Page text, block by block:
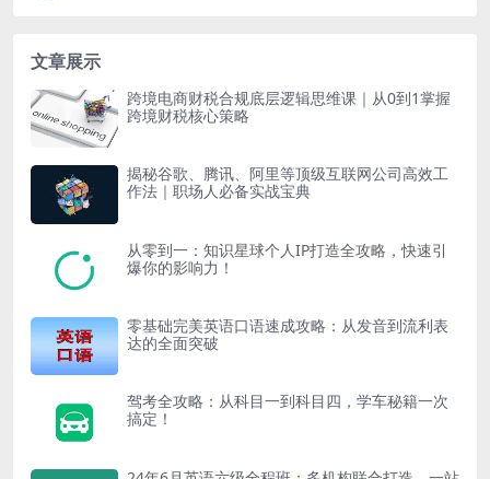
文章展示
跨境电商财税合规底层逻辑思维课｜从0到1掌握
跨境财税核心策略
揭秘谷歌、腾讯、阿里等顶级互联网公司高效工
作法｜职场人必备实战宝典
从零到一：知识星球个人IP打造全攻略，快速引
爆你的影响力！
零基础完美英语口语速成攻略：从发音到流利表
达的全面突破
驾考全攻略：从科目一到科目四，学车秘籍一次
搞定！